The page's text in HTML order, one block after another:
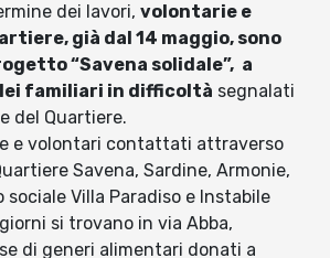
dei lavori, volontarie e
già dal 14 maggio, sono
“Savena solidale”, a
familiari in difficoltà segnalati
del Quartiere.
e volontari contattati attraverso
Savena, Sardine, Armonie,
sociale Villa Paradiso e Instabile
si trovano in via Abba,
di generi alimentari donati a